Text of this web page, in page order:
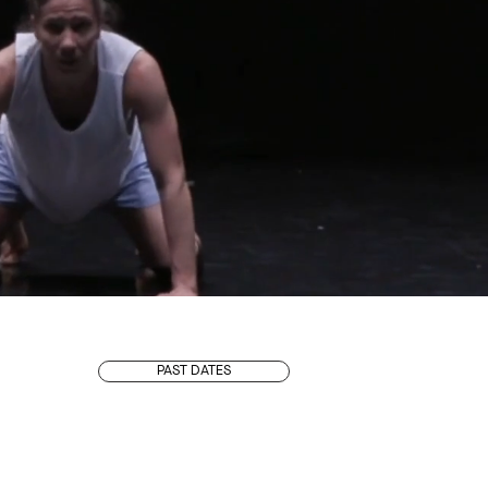
PAST DATES